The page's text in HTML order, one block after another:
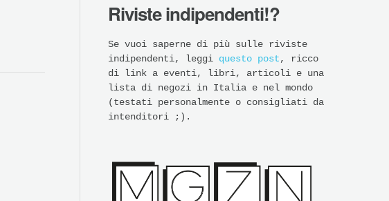
Riviste indipendenti!?
Se vuoi saperne di più sulle riviste
indipendenti, leggi questo post, ricco
di link a eventi, libri, articoli e una
lista di negozi in Italia e nel mondo
(testati personalmente o consigliati da
intenditori ;).